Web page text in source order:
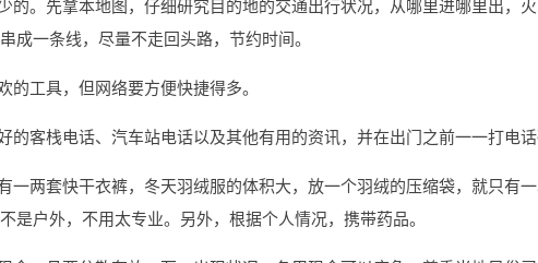
的。先拿本地图，仔细研究目的地的交通出行状况，从哪里进哪里出，
成一条线，尽量不走回头路，节约时间。
的工具，但网络要方便快捷得多。
客栈电话、汽车站电话以及其他有用的资讯，并在出门之前一一打电话
一两套快干衣裤，冬天羽绒服的体积大，放一个羽绒的压缩袋，就只有
是户外，不用太专业。另外，根据个人情况，携带药品。